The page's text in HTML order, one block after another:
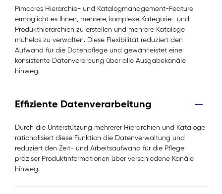
Pimcores Hierarchie- und Katalogmanagement-Feature
ermöglicht es Ihnen, mehrere, komplexe Kategorie- und
Produkthierarchien zu erstellen und mehrere Kataloge
mühelos zu verwalten. Diese Flexibilität reduziert den
Aufwand für die Datenpflege und gewährleistet eine
konsistente Datenvererbung über alle Ausgabekanäle
hinweg.
Effiziente Datenverarbeitung
Durch die Unterstützung mehrerer Hierarchien und Kataloge
rationalisiert diese Funktion die Datenverwaltung und
reduziert den Zeit- und Arbeitsaufwand für die Pflege
präziser Produktinformationen über verschiedene Kanäle
hinweg.